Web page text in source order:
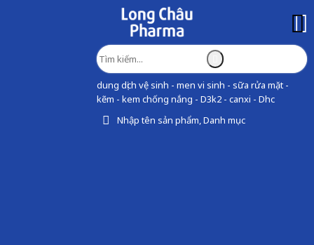
dung dịch vệ sinh - men vi sinh - sữa rửa mặt -
kẽm - kem chống nắng - D3k2 - canxi - Dhc
Nhập tên sản phẩm, Danh mục